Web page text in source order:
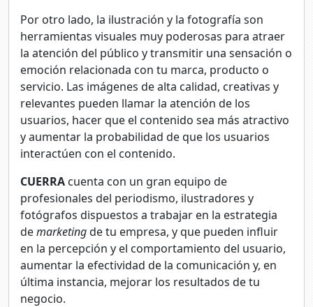
Por otro lado, la ilustración y la fotografía son
herramientas visuales muy poderosas para atraer
la atención del público y transmitir una sensación o
emoción relacionada con tu marca, producto o
servicio. Las imágenes de alta calidad, creativas y
relevantes pueden llamar la atención de los
usuarios, hacer que el contenido sea más atractivo
y aumentar la probabilidad de que los usuarios
interactúen con el contenido.
CUERRA cuenta con un gran equipo de
profesionales del periodismo, ilustradores y
fotógrafos dispuestos a trabajar en la estrategia
demarketingde tu empresa, y que pueden influir
en la percepción y el comportamiento del usuario,
aumentar la efectividad de la comunicación y, en
última instancia, mejorar los resultados de tu
negocio.